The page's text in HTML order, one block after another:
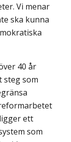
Vi menar
ska kunna
40 år
steg som
ett
som